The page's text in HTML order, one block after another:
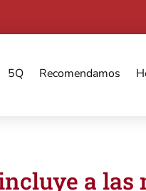
5Q Recomendamos
a las